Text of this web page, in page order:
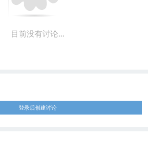
目前没有讨论…
登录后创建讨论